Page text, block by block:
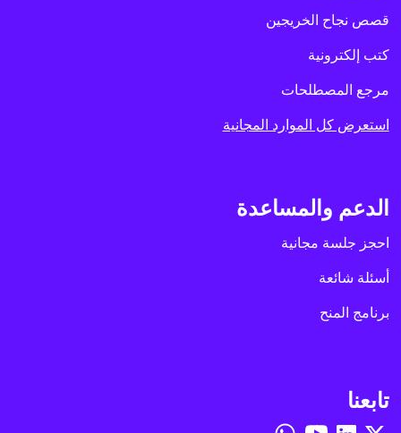
قصص نجاح الخريجين
كتب إلكترونية
مرجع المصطلحات
استعرض كل الموارد المجانية
الدعم والمساعدة
احجز جلسة مجانية
أسئلة شائعة
برنامج المنح
تابعنا